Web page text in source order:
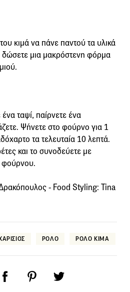
κιμά να πάνε παντού τα υλικά
δώσετε μια μακρόστενη φόρμα
ταψί, παίρνετε ένα
Ψήνετε στο φούρνο για 1
τα τελευταία 10 λεπτά.
και το συνοδεύετε με
φούρνου.
- Food Styling: Tina
ΡΟΛΟ ΡΟΛΟ ΚΙΜΑ